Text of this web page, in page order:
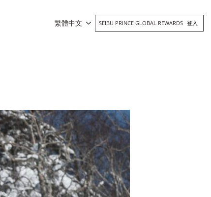
繁體中文 SEIBU PRINCE GLOBAL REWARDS 登入